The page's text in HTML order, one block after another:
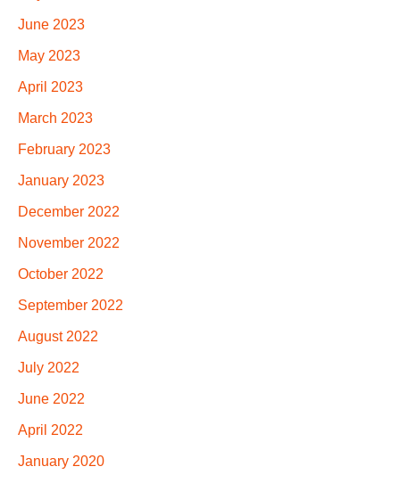
June 2023
May 2023
April 2023
March 2023
February 2023
January 2023
December 2022
November 2022
October 2022
September 2022
August 2022
July 2022
June 2022
April 2022
January 2020